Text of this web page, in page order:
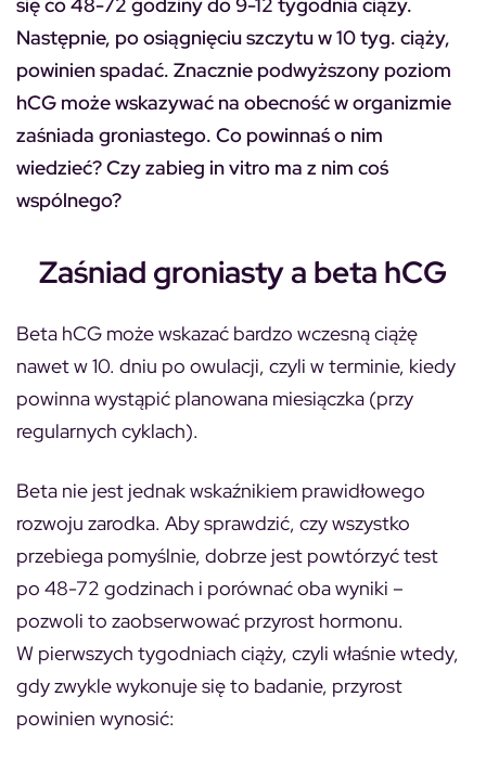
Następnie, po osiągnięciu szczytu w 10 tyg. ciąży,
powinien spadać. Znacznie podwyższony poziom
hCG może wskazywać na obecność w organizmie
zaśniada groniastego. Co powinnaś o nim
wiedzieć? Czy zabieg in vitro ma z nim coś
wspólnego?
Zaśniad groniasty a beta hCG
Beta hCG może wskazać bardzo wczesną ciążę
nawet w 10. dniu po owulacji, czyli w terminie, kiedy
powinna wystąpić planowana miesiączka (przy
regularnych cyklach).
Beta nie jest jednak wskaźnikiem prawidłowego
rozwoju zarodka. Aby sprawdzić, czy wszystko
przebiega pomyślnie, dobrze jest powtórzyć test
po 48-72 godzinach i porównać oba wyniki –
pozwoli to zaobserwować przyrost hormonu.
W pierwszych tygodniach ciąży, czyli właśnie wtedy,
gdy zwykle wykonuje się to badanie, przyrost
powinien wynosić: